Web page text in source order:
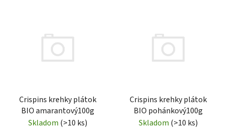
Crispins krehky plátok
BIO amarantový100g
Skladom (>10 ks)
Crispins krehky plátok
BIO pohánkový100g
Skladom (>10 ks)